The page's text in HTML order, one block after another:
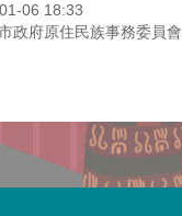
06 18:33
政府原住民族事務委員會